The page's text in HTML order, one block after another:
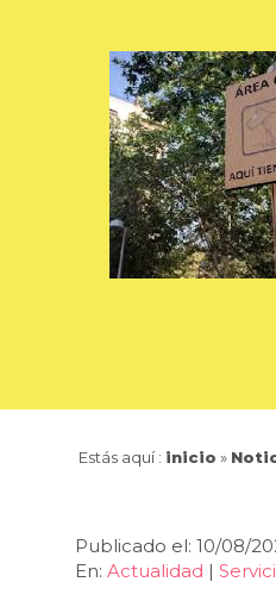
Estás aquí : inicio »
Publicado el: 10/08/
En: Actualidad |